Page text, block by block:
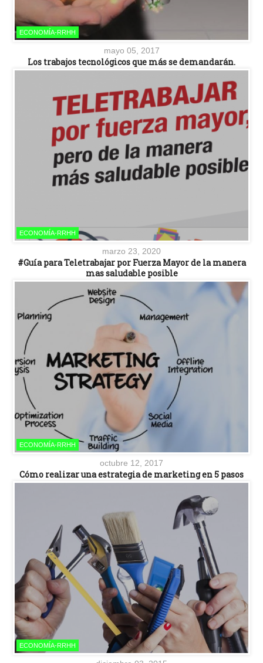
ECONOMÍA-RRHH
mayo 05, 2017
Los trabajos tecnológicos que más se demandarán.
ECONOMÍA-RRHH
marzo 23, 2020
#Guía para Teletrabajar por Fuerza Mayor de la manera
mas saludable posible
ECONOMÍA-RRHH
octubre 12, 2017
Cómo realizar una estrategia de marketing en 5 pasos
ECONOMÍA-RRHH